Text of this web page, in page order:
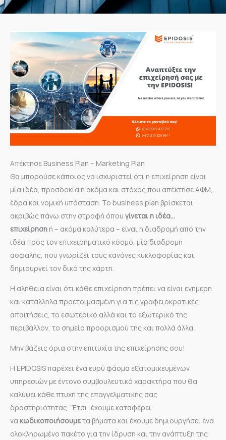
Απέκτησε Business Plan – Marketing Plan
Θα μπορούσε κάποιος να ισχυριστεί ότι η επιχείρηση είναι
μία ιδέα, προσδοκία ή ακόμα και στόχος που απέκτησε ΑΦΜ,
έδρα και νομική υπόσταση. Το business plan βρίσκεται
ακριβώς πάνω στην στροφή όπου γίνεται η ιδέα…
επιχείρηση ή – ακόμα καλύτερα – είναι η διαδρομή από την
ιδέα προς τον επιχειρηματικό κόσμο, μία διαδρομή
ασφαλής, που γνωρίζει τους κανόνες κυκλοφορίας και
δημιουργεί τον δικό της χάρτη.
Η αλήθεια είναι ότι κάθε επιχείρηση πρέπει να είναι ενήμερη
και κατάλληλα προετοιμασμένη για τις γραφειοκρατικές
απαιτήσεις, το εσωτερικό αλλά και το εξωτερικό της
περιβάλλον, το σημείο προορισμού της και πολλά άλλα.
Μην βάζεις όρια στην επιτυχία της επιχείρησης σου!
Η EPIDOSIS παρέχει ένα ευρύ φάσμα εξατομικευμένων
υπηρεσιών με έντονο συμβουλευτικό χαρακτήρα που θα
καλύψει κάθε πτυχή της επαγγελματικής σας
δραστηριότητας. ‘Έτσι, έχουμε καταφέρει
να κωδικοποιήσουμετα βήματα και έχουμε δημιουργήσει ένα
ολοκληρωμένο πακέτο για την ίδρυση και την ανάπτυξη της